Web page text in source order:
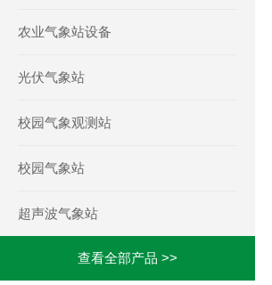
农业气象站设备
光伏气象站
校园气象观测站
校园气象站
超声波气象站
查看全部产品 >>